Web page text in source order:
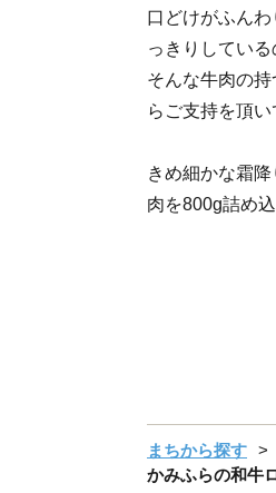
口どけがふん
っきりしている
そんな牛肉の
らご支持を頂い
きめ細かな霜
肉を800g詰め込
まちから探す
かみふらの和牛